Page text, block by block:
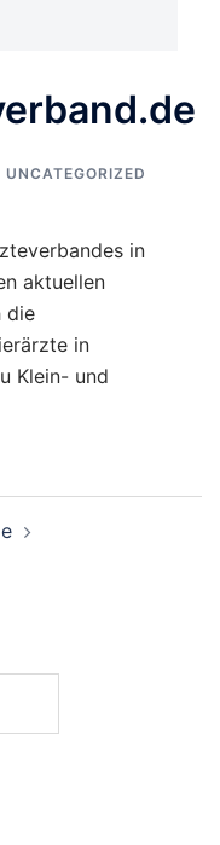
UNCATEGORIZED
in
aktuellen
die
in
Klein- und